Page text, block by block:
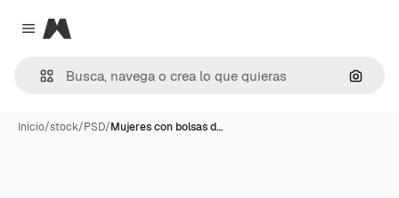
Close menu
Magnific
Inicio/stock/PSD/Mujeres con bolsas d…